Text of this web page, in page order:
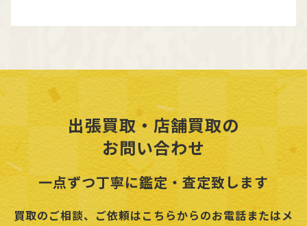
出張買取・店舗買取の
お問い合わせ
一点ずつ丁寧に鑑定・査定致します
買取のご相談、ご依頼はこちらからのお電話またはメ